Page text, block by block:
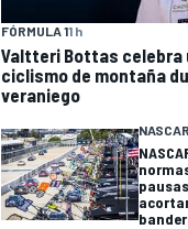
FÓRMULA 11 h
Valtteri Bottas celebra
ciclismo de montaña
veraniego